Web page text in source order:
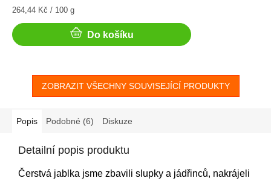
Měrná
264,44 Kč / 100 g
Do košíku
ZOBRAZIT VŠECHNY SOUVISEJÍCÍ PRODUKTY
Popis Podobné (6) Diskuze
Detailní popis produktu
Čerstvá jablka jsme zbavili slupky a jádřinců, nakrájeli